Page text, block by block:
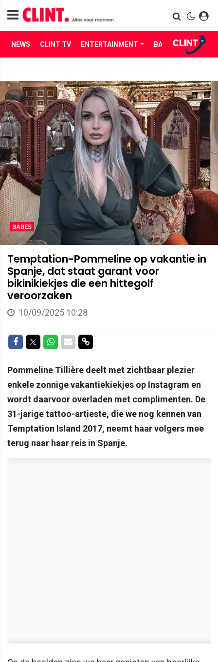
NEWS CLINT TV ENTERTAINMENT BABES LIFE
BABES
Temptation-Pommeline op vakantie in
Spanje, dat staat garant voor
bikinikiekjes die een hittegolf
veroorzaken
10/09/2025 10:28
Delen op Facebook
Delen op Twitter
Delen op Whatsapp
Delen via Mail
Delen via link
Pommeline Tillière deelt met zichtbaar plezier
enkele zonnige vakantiekiekjes op Instagram en
wordt daarvoor overladen met complimenten. De
31-jarige tattoo-artieste, die we nog kennen van
Temptation Island 2017, neemt haar volgers mee
terug naar haar reis in Spanje.